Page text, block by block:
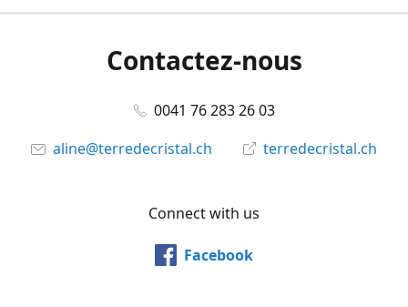
Contactez-nous
0041 76 283 26 03
aline@terredecristal.ch
terredecristal.ch
Connect with us
Facebook